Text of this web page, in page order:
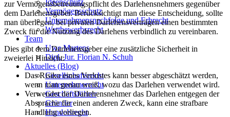
Vermögensschutz
Unternehmensnachfolge und Erbrecht
Wettbewerbsrecht
Team
Uwe Martens
Dipl. Jur. Florian N. Schuh
Aktuelles (Blog)
Gesellschaftsrecht
Unternehmerrecht
Geschäftsführer
Gründer
Handelsrecht
zur Vermögensbetreuungspflicht des Darlehensnehmers gegenüber
dem Darlehensgeber. Berücksichtigt man diese Entscheidung, sollte
man überlegen, bei privaten Darlehensverträgen einen bestimmten
Zweck für die Nutzung des Darlehens verbindlich zu vereinbaren.
Dies gibt dem Darlehensgeber eine zusätzliche Sicherheit in
zweierlei Hinsicht:
Das Risiko eines Verlustes kann besser abgeschätzt werden,
wenn man genau weiß, wozu das Darlehen verwendet wird.
Verwendet der Darlehensnehmer das Darlehen entgegen der
Absprache für einen anderen Zweck, kann eine strafbare
Handlung vorliegen.